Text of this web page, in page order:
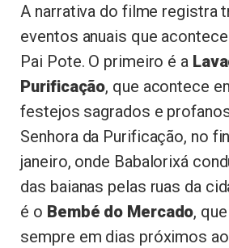
A narrativa do filme registra
eventos anuais que
Pai Pote. O primeiro é a
Purificação, que acontece
festejos sagrados e
Senhora da Purificação, no
janeiro, onde Babalorixá
das baianas pelas ruas da
é o Bembé do Mercado,
sempre em dias próximos